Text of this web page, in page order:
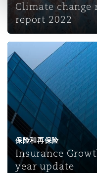
Climate
report 2022
Insurance Growth
保险和再保险
Insurance
year update